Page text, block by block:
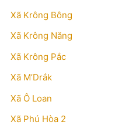
Xã Krông Bông
Xã Krông Năng
Xã Krông Pắc
Xã M’Drắk
Xã Ô Loan
Xã Phú Hòa 2